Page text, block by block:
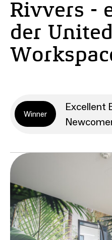
Rivvers -
der United
Winner
Excellent